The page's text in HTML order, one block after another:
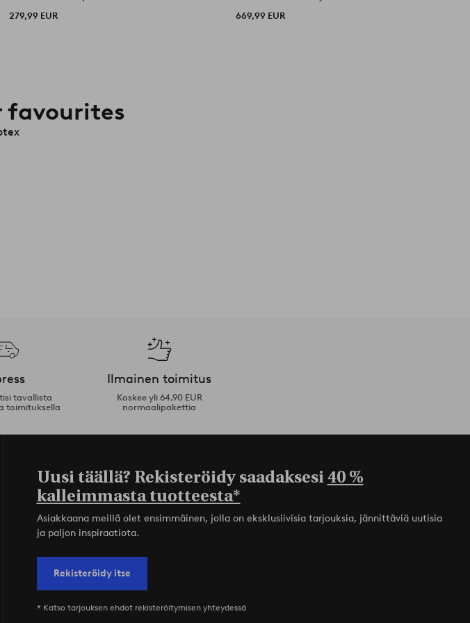
279,99 EUR 669,99 EUR
favourites
tavallista
toimituksella
Ilmainen toimitus
Koskee yli 64,90 EUR
normaalipakettia
Uusi täällä? Rekisteröidy saadaksesi40 %
kalleimmasta tuotteesta*
Asiakkaana meillä olet ensimmäinen, jolla on eksklusiivisia tarjouksia, jännittäviä uutisia
ja paljon inspiraatiota.
Rekisteröidy itse
* Katso tarjouksen ehdot rekisteröitymisen yhteydessä